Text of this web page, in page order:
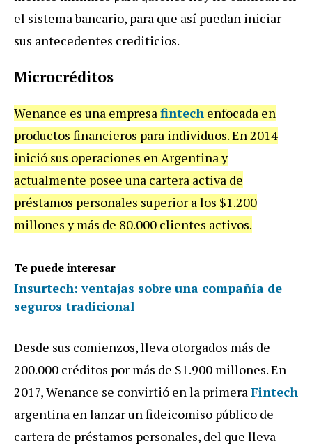
el sistema bancario, para que así puedan iniciar
sus antecedentes crediticios.
Microcréditos
Wenance es una empresafintech enfocada en
productos financieros para individuos. En 2014
inició sus operaciones en Argentina y
actualmente posee una cartera activa de
préstamos personales superior a los $1.200
millones y más de 80.000 clientes activos.
Te puede interesar
Insurtech: ventajas sobre una compañía de
seguros tradicional
Desde sus comienzos, lleva otorgados más de
200.000 créditos por más de $1.900 millones. En
2017, Wenance se convirtió en la primeraFintech
argentina en lanzar un fideicomiso público de
cartera de préstamos personales, del que lleva